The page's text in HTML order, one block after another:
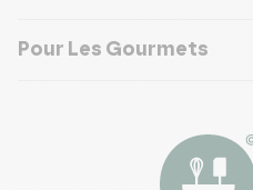
Pour Les Gourmets